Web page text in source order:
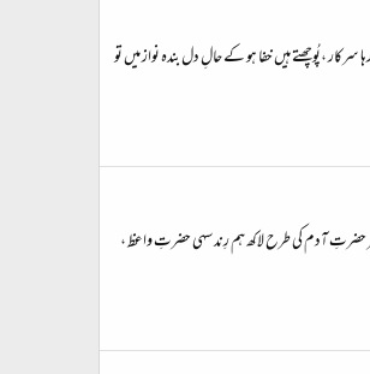
،پُوچھتے ہیں خفا ہو کے حالِ دل بندہ نواز میں تو
حضرتِ آدم کی طرح لاکھ ہم رِند سہی حضرتِ واعظ ،